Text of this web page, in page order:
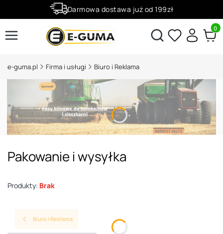
Darmowa dostawa już od 199zł
Rabaty -50% na wybrane produktyOtwórz wyszukiwarkę
e-guma.pl Firma i usługi Biuro i Reklama
Pakowanie i wysyłka
Produkty: Brak
Biuro i Reklama